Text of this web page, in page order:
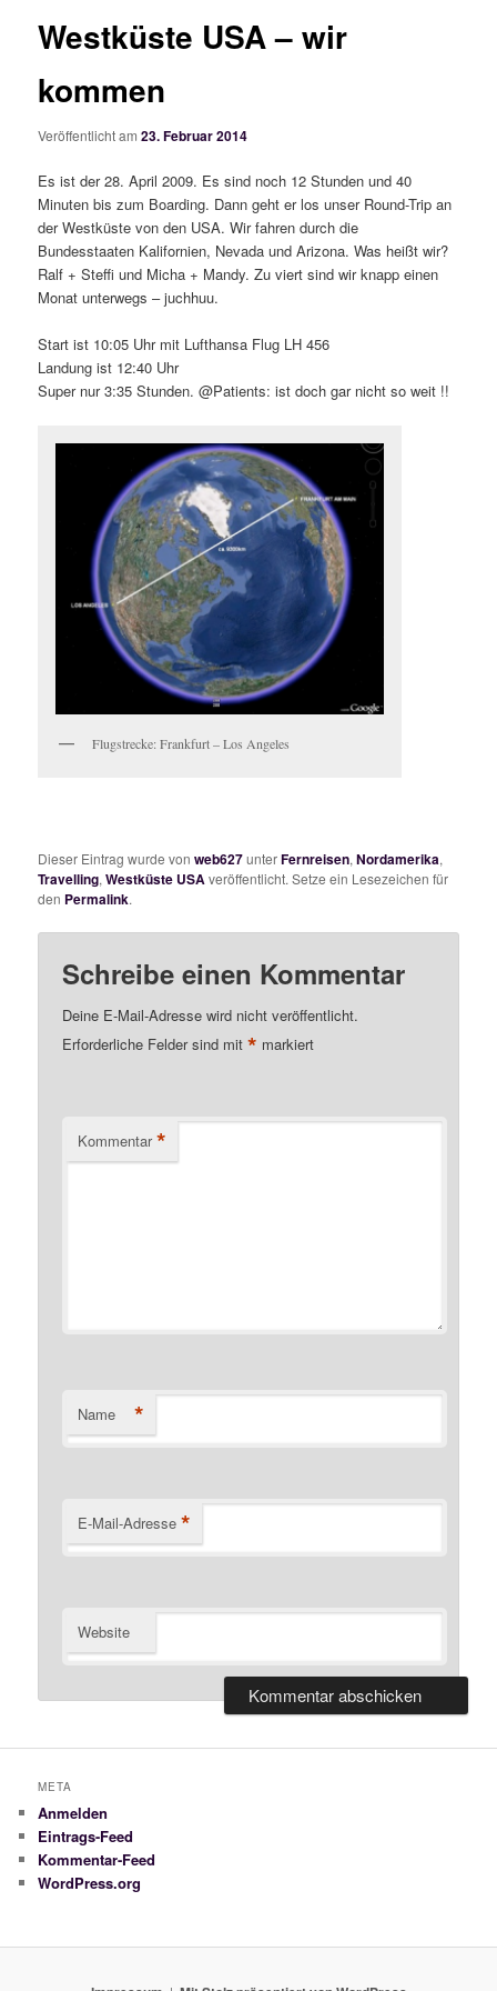
Westküste USA – wir
kommen
Veröffentlicht am23. Februar 2014
Es ist der 28. April 2009. Es sind noch 12 Stunden und 40
Minuten bis zum Boarding. Dann geht er los unser Round-Trip an
der Westküste von den USA. Wir fahren durch die
Bundesstaaten Kalifornien, Nevada und Arizona. Was heißt wir?
Ralf + Steffi und Micha + Mandy. Zu viert sind wir knapp einen
Monat unterwegs – juchhuu.
Start ist 10:05 Uhr mit Lufthansa Flug LH 456
Landung ist 12:40 Uhr
Super nur 3:35 Stunden. @Patients: ist doch gar nicht so weit !!
Flugstrecke: Frankfurt – Los Angeles
Dieser Eintrag wurde vonweb627unterFernreisen,Nordamerika,
Travelling,Westküste USA veröffentlicht. Setze ein Lesezeichen für
den Permalink.
Schreibe einen Kommentar
Deine E-Mail-Adresse wird nicht veröffentlicht.
Erforderliche Felder sind mit* markiert
Kommentar *
Name *
E-Mail-Adresse *
Website
META
Anmelden
Eintrags-Feed
Kommentar-Feed
WordPress.org